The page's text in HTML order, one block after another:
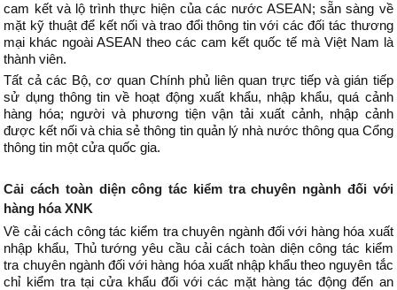
cam kết và lộ trình thực hiện của các nước ASEAN; sẵn sàng về
mặt kỹ thuật để kết nối và trao đổi thông tin với các đối tác thương
mại khác ngoài ASEAN theo các cam kết quốc tế mà Việt Nam là
thành viên.
Tất cả các Bộ, cơ quan Chính phủ liên quan trực tiếp và gián tiếp
sử dụng thông tin về hoạt động xuất khẩu, nhập khẩu, quá cảnh
hàng hóa; người và phương tiện vận tải xuất cảnh, nhập cảnh
được kết nối và chia sẻ thông tin quản lý nhà nước thông qua Cổng
thông tin một cửa quốc gia.
Cải cách toàn diện công tác kiểm tra chuyên ngành đối với
hàng hóa XNK
Về cải cách công tác kiểm tra chuyên ngành đối với hàng hóa xuất
nhập khẩu, Thủ tướng yêu cầu cải cách toàn diện công tác kiểm
tra chuyên ngành đối với hàng hóa xuất nhập khẩu theo nguyên tắc
chỉ kiểm tra tại cửa khẩu đối với các mặt hàng tác động đến an